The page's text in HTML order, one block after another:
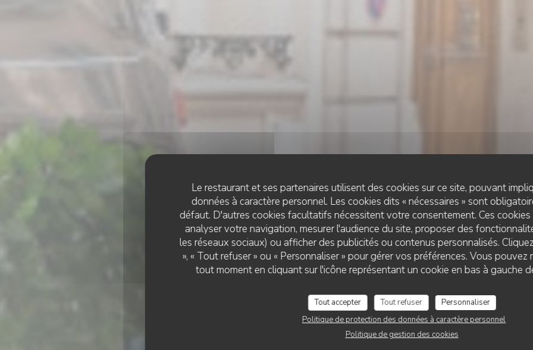
Le restaurant et ses partenaires utilisent des cookies sur ce site, pouvant
données à caractère personnel. Les cookies dits « nécessaires » sont
défaut. D'autres cookies facultatifs nécessitent votre consentement. Ces
analyser votre navigation, mesurer l'audience du site, proposer des
les réseaux sociaux) ou afficher des publicités ou contenus personnalisés.
», « Tout refuser » ou « Personnaliser » pour gérer vos préférences. Vous
tout moment en cliquant sur l'icône représentant un cookie en bas à gauche
Tout accepter Tout refuser
Personnaliser
Politique de protection des données à caractère personnel
Politique de gestion des cookies
RESTAURANT FRANÇAIS• NEUILLY SUR SEINE
Le Chalet de
RÉSERVER
LE CHALET DE NEUILLY